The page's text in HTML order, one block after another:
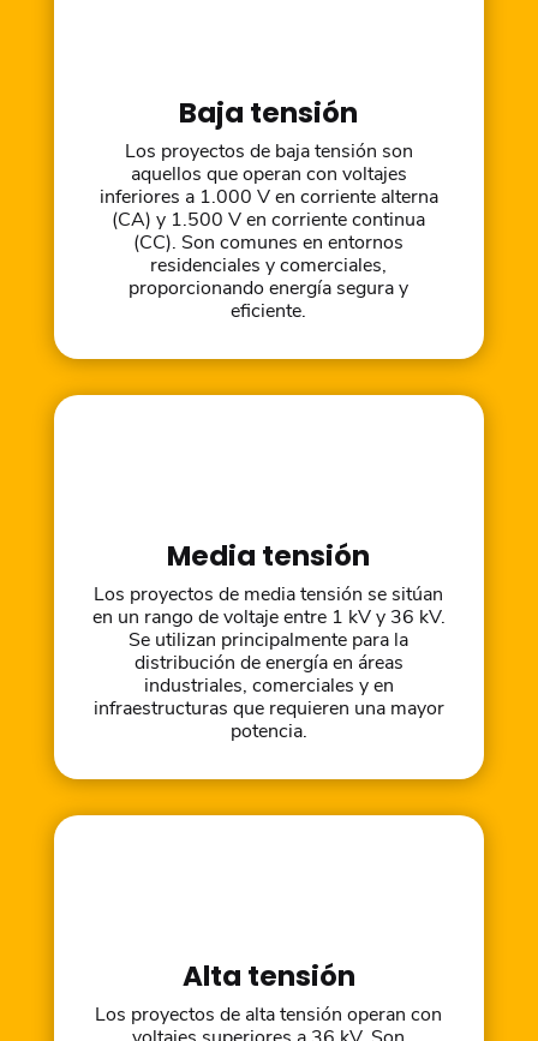
Baja tensión
Los proyectos de baja tensión son
aquellos que operan con voltajes
inferiores a 1.000 V en corriente alterna
(CA) y 1.500 V en corriente continua
(CC). Son comunes en entornos
residenciales y comerciales,
proporcionando energía segura y
eficiente.
Media tensión
Los proyectos de media tensión se sitúan
en un rango de voltaje entre 1 kV y 36 kV.
Se utilizan principalmente para la
distribución de energía en áreas
industriales, comerciales y en
infraestructuras que requieren una mayor
potencia.
Alta tensión
Los proyectos de alta tensión operan con